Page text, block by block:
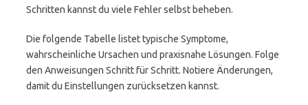
Schritten kannst du viele Fehler selbst beheben.
Die folgende Tabelle listet typische Symptome,
wahrscheinliche Ursachen und praxisnahe Lösungen. Folge
den Anweisungen Schritt für Schritt. Notiere Änderungen,
damit du Einstellungen zurücksetzen kannst.